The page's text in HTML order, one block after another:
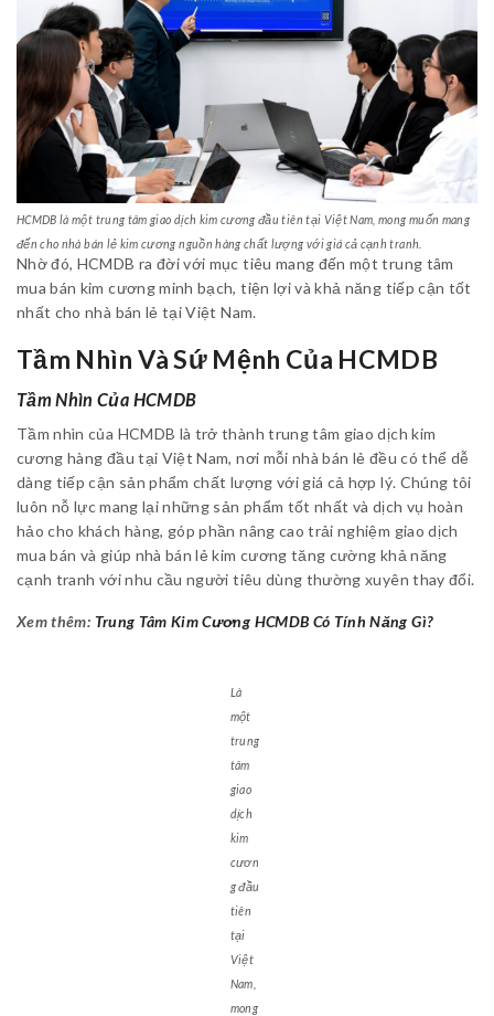
HCMDB là một trung tâm giao dịch kim cương đầu tiên tại Việt Nam, mong muốn mang
đến cho nhà bán lẻ kim cương nguồn hàng chất lượng với giá cả cạnh tranh.
Nhờ đó, HCMDB ra đời với mục tiêu mang đến một trung tâm
mua bán kim cương minh bạch, tiện lợi và khả năng tiếp cận tốt
nhất cho nhà bán lẻ tại Việt Nam.
Tầm Nhìn Và Sứ Mệnh Của HCMDB
Tầm Nhìn Của HCMDB
Tầm nhìn của HCMDB là trở thành trung tâm giao dịch kim
cương hàng đầu tại Việt Nam, nơi mỗi nhà bán lẻ đều có thể dễ
dàng tiếp cận sản phẩm chất lượng với giá cả hợp lý. Chúng tôi
luôn nỗ lực mang lại những sản phẩm tốt nhất và dịch vụ hoàn
hảo cho khách hàng, góp phần nâng cao trải nghiệm giao dịch
mua bán và giúp nhà bán lẻ kim cương tăng cường khả năng
cạnh tranh với nhu cầu người tiêu dùng thường xuyên thay đổi.
Xem thêm: Trung Tâm Kim Cương HCMDB Có Tính Năng Gì?
Là
một
trung
tâm
giao
dịch
kim
cươn
g đầu
tiên
tại
Việt
Nam,
mong